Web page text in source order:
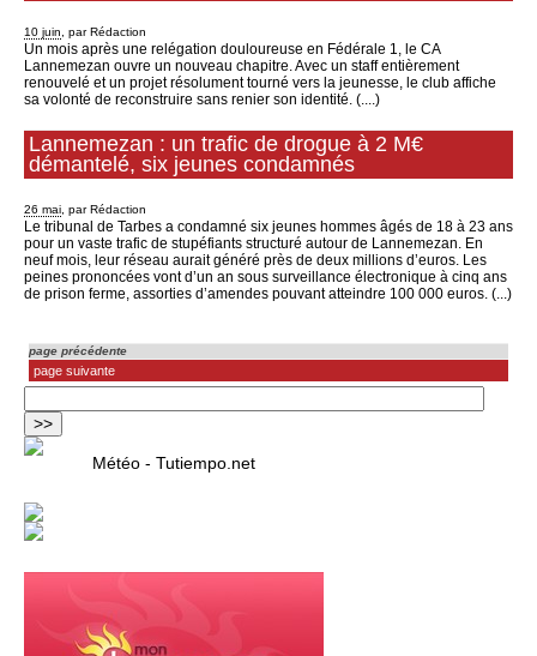
10 juin , par Rédaction
Un mois après une relégation douloureuse en Fédérale 1, le CA
Lannemezan ouvre un nouveau chapitre. Avec un staff entièrement
renouvelé et un projet résolument tourné vers la jeunesse, le club affiche
sa volonté de reconstruire sans renier son identité. (....)
Lannemezan : un trafic de drogue à 2 M€
démantelé, six jeunes condamnés
26 mai , par Rédaction
Le tribunal de Tarbes a condamné six jeunes hommes âgés de 18 à 23 ans
pour un vaste trafic de stupéfiants structuré autour de Lannemezan. En
neuf mois, leur réseau aurait généré près de deux millions d’euros. Les
peines prononcées vont d’un an sous surveillance électronique à cinq ans
de prison ferme, assorties d’amendes pouvant atteindre 100 000 euros. (...)
page précédente
page suivante
Météo - Tutiempo.net